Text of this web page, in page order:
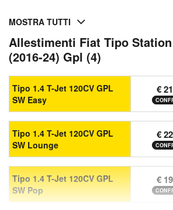
MOSTRA TUTTI
Allestimenti Fiat Tipo
(2016-24) Gpl (4)
Tipo 1.4 T-Jet 120CV GPL
SW Easy
€
Tipo 1.4 T-Jet 120CV GPL
SW Lounge
€
Tipo 1.4 T-Jet 120CV GPL
SW Pop
€